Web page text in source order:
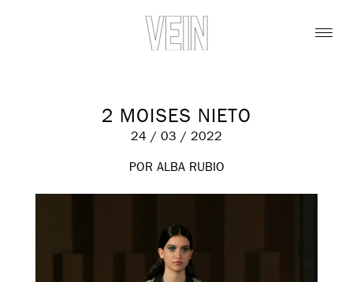
2 MOISES NIETO
24 / 03 / 2022
POR ALBA RUBIO